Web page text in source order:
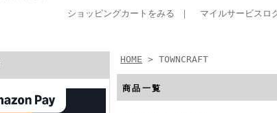
ショッピングカートをみる ｜ マイルサービスロ
HOME > TOWNCRAFT
商品一覧